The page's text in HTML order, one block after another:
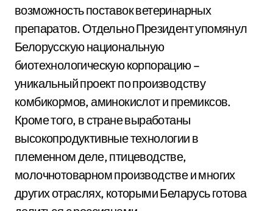
возможность поставок ветеринарных
препаратов. Отдельно Президент упомянул
Белорусскую национальную
биотехнологическую корпорацию –
уникальный проект по производству
комбикормов, аминокислот и премиксов.
Кроме того, в стране выработаны
высокопродуктивные технологии в
племенном деле, птицеводстве,
молочнотоварном производстве и многих
других отраслях, которыми Беларусь готова